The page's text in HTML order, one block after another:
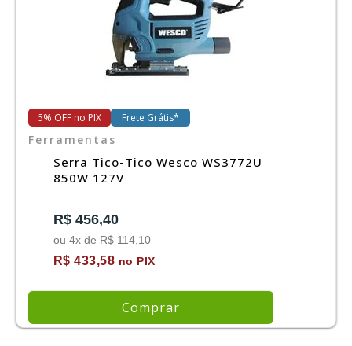
5% OFF no PIX Frete Grátis*
Ferramentas
Serra Tico-Tico Wesco WS3772U
850W 127V
R$ 456,40
ou 4x de R$ 114,10
R$ 433,58 no PIX
Comprar